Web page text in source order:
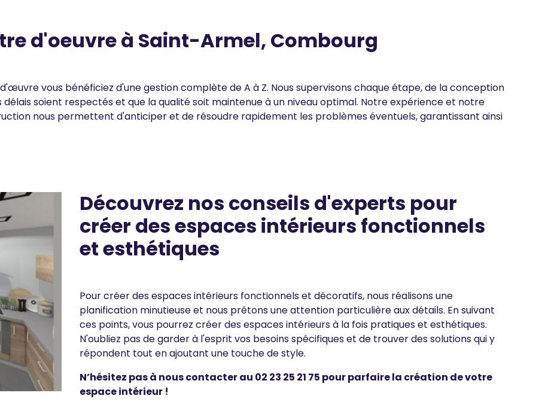
d'oeuvre à Saint-Armel, Combourg
vous bénéficiez d'une gestion complète de A à Z. Nous supervisons chaque étape, de la conception
soient respectés et que la qualité soit maintenue à un niveau optimal. Notre expérience et notre
nous permettent d'anticiper et de résoudre rapidement les problèmes éventuels, garantissant ainsi
Texte
Découvrez nos conseils d'experts pour
créer des espaces intérieurs fonctionnels
et esthétiques
Pour créer des espaces intérieurs fonctionnels et décoratifs, nous réalisons une
planification minutieuse et nous prêtons une attention particulière aux détails. En suivant
ces points, vous pourrez créer des espaces intérieurs à la fois pratiques et esthétiques.
N'oubliez pas de garder à l'esprit vos besoins spécifiques et de trouver des solutions qui y
répondent tout en ajoutant une touche de style.
N’hésitez pas à nous contacter au 02 23 25 21 75 pour parfaire la création de votre
espace intérieur !